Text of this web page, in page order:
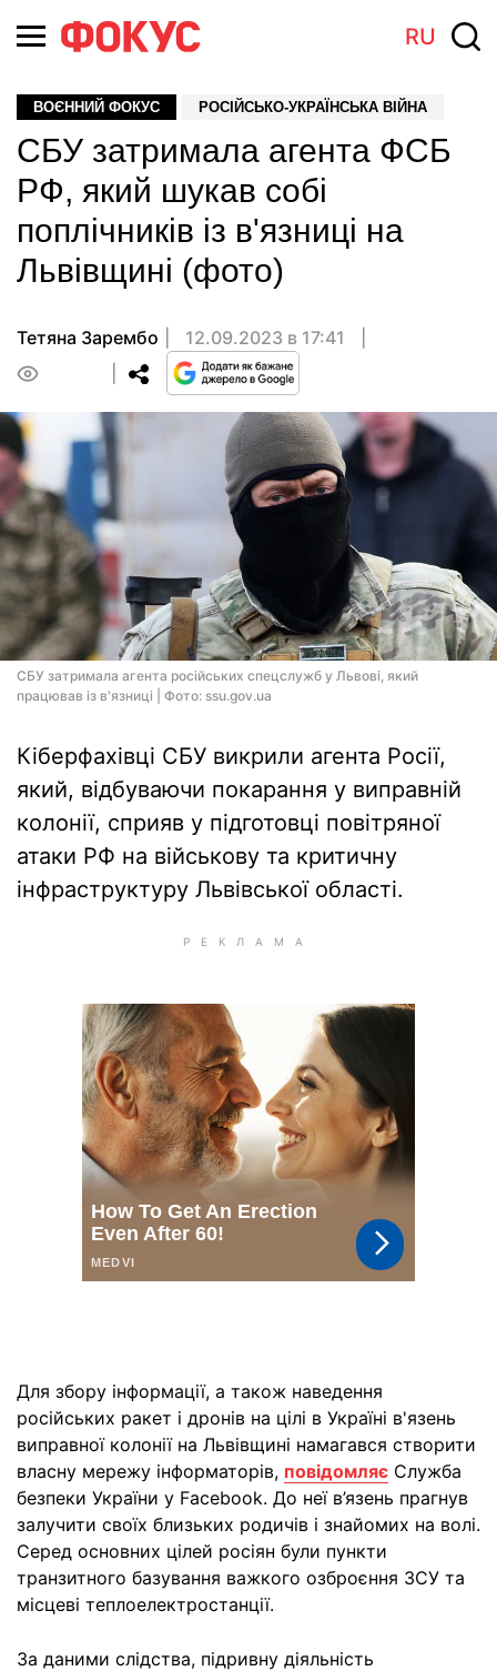
RU
ВОЄННИЙ ФОКУС РОСІЙСЬКО-УКРАЇНСЬКА ВІЙНА
СБУ затримала агента ФСБ
РФ, який шукав собі
поплічників із в'язниці на
Львівщині (фото)
Тетяна Зарембо
12.09.2023 в 17:41
СБУ затримала агента російських спецслужб у Львові, який
працював із в'язниці | Фото: ssu.gov.ua
Кіберфахівці СБУ викрили агента Росії,
який, відбуваючи покарання у виправній
колонії, сприяв у підготовці повітряної
атаки РФ на військову та критичну
інфраструктуру Львівської області.
Для збору інформації, а також наведення
російських ракет і дронів на цілі в Україні в'язень
виправної колонії на Львівщині намагався створити
власну мережу інформаторів, повідомляє Служба
безпеки України у Facebook. До неї в’язень прагнув
залучити своїх близьких родичів і знайомих на волі.
Серед основних цілей росіян були пункти
транзитного базування важкого озброєння ЗСУ та
місцеві теплоелектростанції.
За даними слідства, підривну діяльність